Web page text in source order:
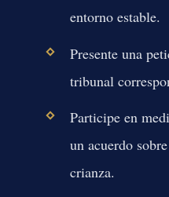
entorno estable.
Presente una
tribunal
Participe en
un acuerdo
crianza.